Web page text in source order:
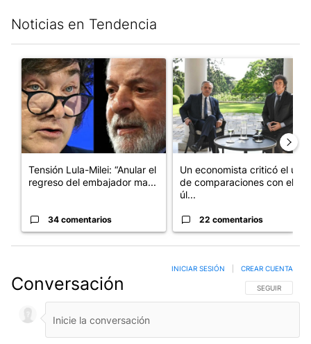
Noticias en Tendencia
Un artículo de tendencia con el título "Tensión Lula-Milei:
Tensión Lula-Milei: “Anular el
regreso del embajador ma...
34 comentarios
Un artículo de tendencia con
Un economista criticó el uso
de comparaciones con el
úl...
22 comentarios
Conversación SIGA ESTA
SEGUIR
INICIAR SESIÓN CREAR CUENTA